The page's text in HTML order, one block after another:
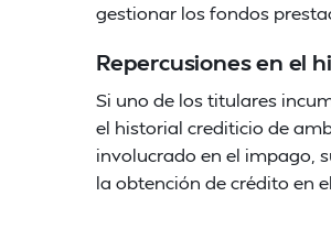
gestionar los fondos
Repercusiones en el
Si uno de los titulares
el historial crediticio de
involucrado en el impago,
la obtención de crédito en